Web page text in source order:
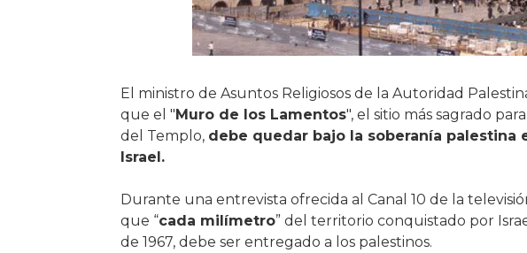
El ministro de Asuntos Religiosos de la Autoridad
que el "Muro de los Lamentos", el sitio más sagrado
del Templo, debe quedar bajo la soberanía palestina
Israel.
Durante una entrevista ofrecida al Canal 10 de la
que “cada milímetro” del territorio conquistado por
de 1967, debe ser entregado a los palestinos.